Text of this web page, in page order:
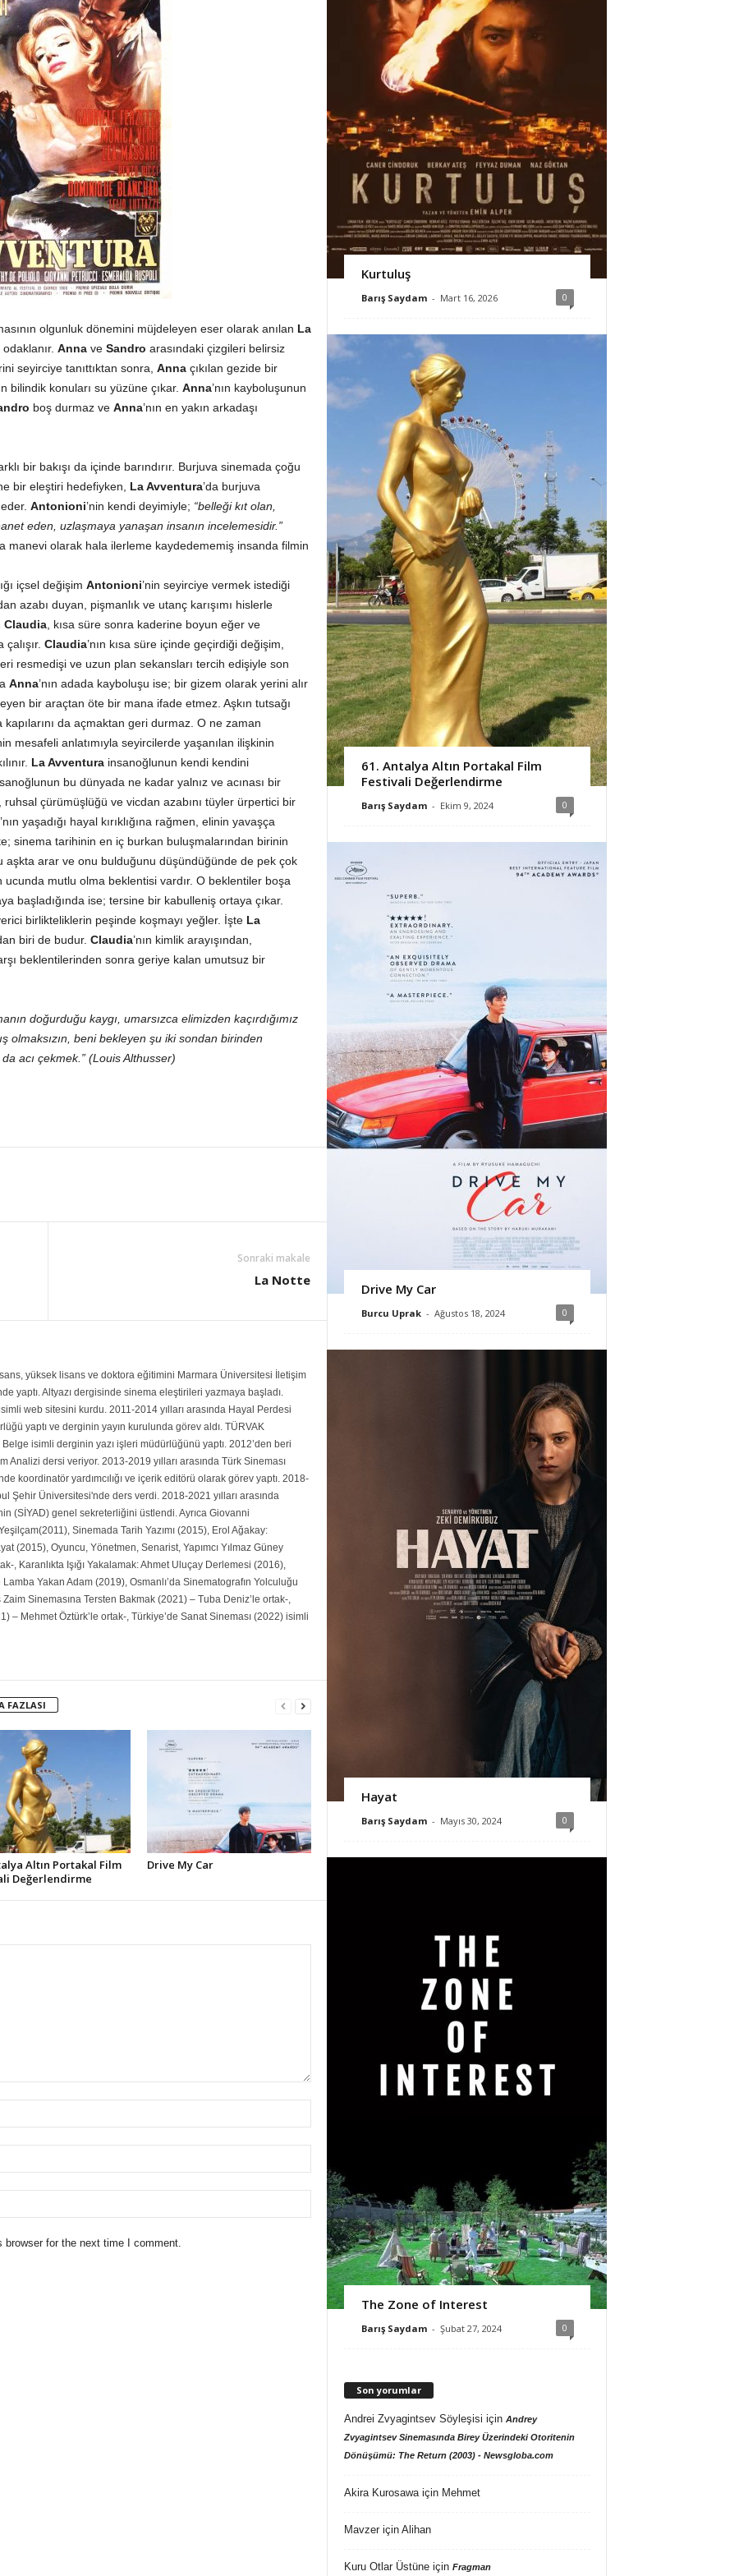
olgunluk dönemini müjdeleyen eser olarak anılan La
odaklanır. Annave Sandro arasındaki çizgileri belirsiz
seyirciye tanıttıktan sonra, Annaçıkılan gezide bir
bilindik konuları su yüzüne çıkar. Anna’nın kayboluşunun
boş durmaz ve Anna’nın en yakın arkadaşı
bir bakışı da içinde barındırır. Burjuva sinemada çoğu
bir eleştiri hedefiyken, La Avventura’da burjuva
Antonioni’nin kendi deyimiyle; “belleği kıt olan,
eden, uzlaşmaya yanaşan insanın incelemesidir.”
manevi olarak hala ilerleme kaydedememiş insanda filmin
içsel değişim Antonioni’nin seyirciye vermek istediği
azabı duyan, pişmanlık ve utanç karışımı hislerle
Claudia, kısa süre sonra kaderine boyun eğer ve
Claudia’nın kısa süre içinde geçirdiği değişim,
resmedişi ve uzun plan sekansları tercih edişiyle son
Anna’nın adada kayboluşu ise; bir gizem olarak yerini alır
bir araçtan öte bir mana ifade etmez. Aşkın tutsağı
kapılarını da açmaktan geri durmaz. O ne zaman
mesafeli anlatımıyla seyircilerde yaşanılan ilişkinin
La Avventurainsanoğlunun kendi kendini
bu dünyada ne kadar yalnız ve acınası bir
ruhsal çürümüşlüğü ve vicdan azabını tüyler ürpertici bir
’nın yaşadığı hayal kırıklığına rağmen, elinin yavaşça
sinema tarihinin en iç burkan buluşmalarından birinin
aşkta arar ve onu bulduğunu düşündüğünde de pek çok
mutlu olma beklentisi vardır. O beklentiler boşa
başladığında ise; tersine bir kabulleniş ortaya çıkar.
birlikteliklerin peşinde koşmayı yeğler. İşteLa
biri de budur. Claudia’nın kimlik arayışından,
beklentilerinden sonra geriye kalan umutsuz bir
doğurduğu kaygı, umarsızca elimizden kaçırdığımız
olmaksızın, beni bekleyen şu iki sondan birinden
acı çekmek.” (Louis Althusser)
Sonraki makale
La Notte
yüksek lisans ve doktora eğitimini Marmara Üniversitesi İletişim
yaptı. Altyazı dergisinde sinema eleştirileri yazmaya başladı.
web sitesini kurdu. 2011-2014 yılları arasında Hayal Perdesi
yaptı ve derginin yayın kurulunda görev aldı. TÜRVAK
isimli derginin yazı işleri müdürlüğünü yaptı. 2012’den beri
Analizi dersi veriyor. 2013-2019 yılları arasında Türk Sineması
koordinatör yardımcılığı ve içerik editörü olarak görev yaptı. 2018-
Şehir Üniversitesi'nde ders verdi. 2018-2021 yılları arasında
(SİYAD) genel sekreterliğini üstlendi. Ayrıca Giovanni
Sinemada Tarih Yazımı (2015), Erol Ağakay:
(2015), Oyuncu, Yönetmen, Senarist, Yapımcı Yılmaz Güney
, Karanlıkta Işığı Yakalamak: Ahmet Uluçay Derlemesi (2016),
Yakan Adam (2019), Osmanlı’da Sinematografın Yolculuğu
Sinemasına Tersten Bakmak (2021) – Tuba Deniz’le ortak-,
– Mehmet Öztürk’le ortak-, Türkiye’de Sanat Sineması (2022) isimli
FAZLASI
Altın Portakal Film
Değerlendirme
Drive My Car
for the next time I comment.
Kurtuluş
Barış Saydam - Mart 16, 2026 0
61. Antalya Altın Portakal Film
Festivali Değerlendirme
Barış Saydam - Ekim 9, 2024 0
Drive My Car
Burcu Uprak - Ağustos 18, 2024 0
Hayat
Barış Saydam - Mayıs 30, 2024 0
The Zone of Interest
Barış Saydam - Şubat 27, 2024 0
Son yorumlar
Andrei Zvyagintsev Söyleşisi için Andrey
Zvyagintsev Sinemasında Birey Üzerindeki Otoritenin
Dönüşümü: The Return (2003) - Newsgloba.com
Akira Kurosawaiçin Mehmet
Mavzeriçin Alihan
Kuru Otlar Üstüneiçin Fragman